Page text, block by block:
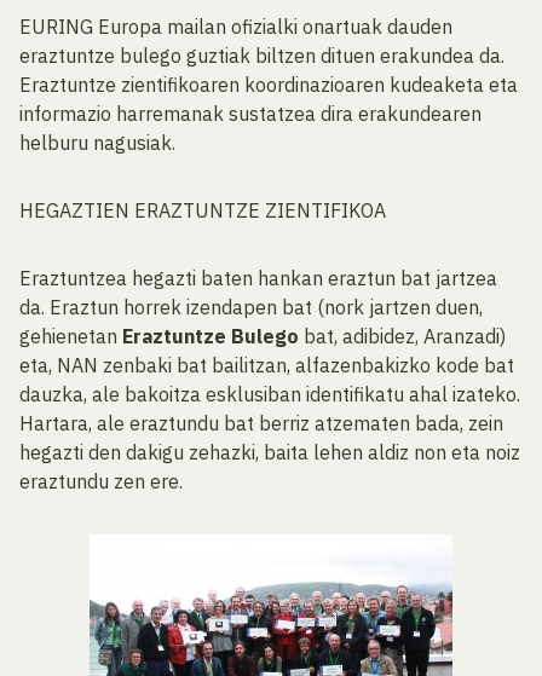
EURING Europa mailan ofizialki onartuak dauden
eraztuntze bulego guztiak biltzen dituen erakundea da.
Eraztuntze zientifikoaren koordinazioaren kudeaketa eta
informazio harremanak sustatzea dira erakundearen
helburu nagusiak.
HEGAZTIEN ERAZTUNTZE ZIENTIFIKOA
Eraztuntzea hegazti baten hankan eraztun bat jartzea
da. Eraztun horrek izendapen bat (nork jartzen duen,
gehienetan Eraztuntze Bulego bat, adibidez, Aranzadi)
eta, NAN zenbaki bat bailitzan, alfazenbakizko kode bat
dauzka, ale bakoitza esklusiban identifikatu ahal izateko.
Hartara, ale eraztundu bat berriz atzematen bada, zein
hegazti den dakigu zehazki, baita lehen aldiz non eta noiz
eraztundu zen ere.